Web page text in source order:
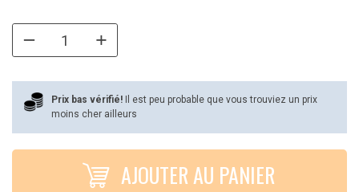
initial
€27,99.
actuel
€19,99.
Prix bas vérifié!
Il est peu probable que vous trouviez un prix
moins cher ailleurs
AJOUTER AU PANIER